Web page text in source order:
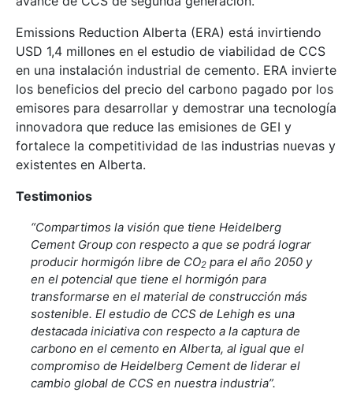
Emissions Reduction Alberta (ERA) está invirtiendo
USD 1,4 millones en el estudio de viabilidad de CCS
en una instalación industrial de cemento. ERA invierte
los beneficios del precio del carbono pagado por los
emisores para desarrollar y demostrar una tecnología
innovadora que reduce las emisiones de GEI y
fortalece la competitividad de las industrias nuevas y
existentes en Alberta.
Testimonios
“Compartimos la visión que tiene Heidelberg
Cement Group con respecto a que se podrá lograr
producir hormigón libre de CO2 para el año 2050 y
en el potencial que tiene el hormigón para
transformarse en el material de construcción más
sostenible. El estudio de CCS de Lehigh es una
destacada iniciativa con respecto a la captura de
carbono en el cemento en Alberta, al igual que el
compromiso de Heidelberg Cement de liderar el
cambio global de CCS en nuestra industria”.